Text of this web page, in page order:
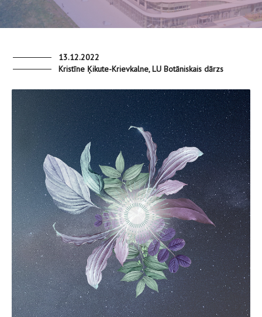
13.12.2022
Kristīne Ķikute-Krievkalne, LU Botāniskais dārzs